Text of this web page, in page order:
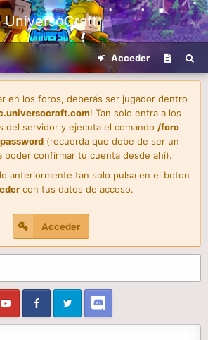
UniversoCraft
Acceder
en los foros, deberás ser jugador dentro
! Tan solo entra a los
del servidor y ejecuta el comando /foro
(recuerda que debe de ser un
poder confirmar tu cuenta desde ahí).
anteriormente tan solo pulsa en el boton
con tus datos de acceso.
Acceder